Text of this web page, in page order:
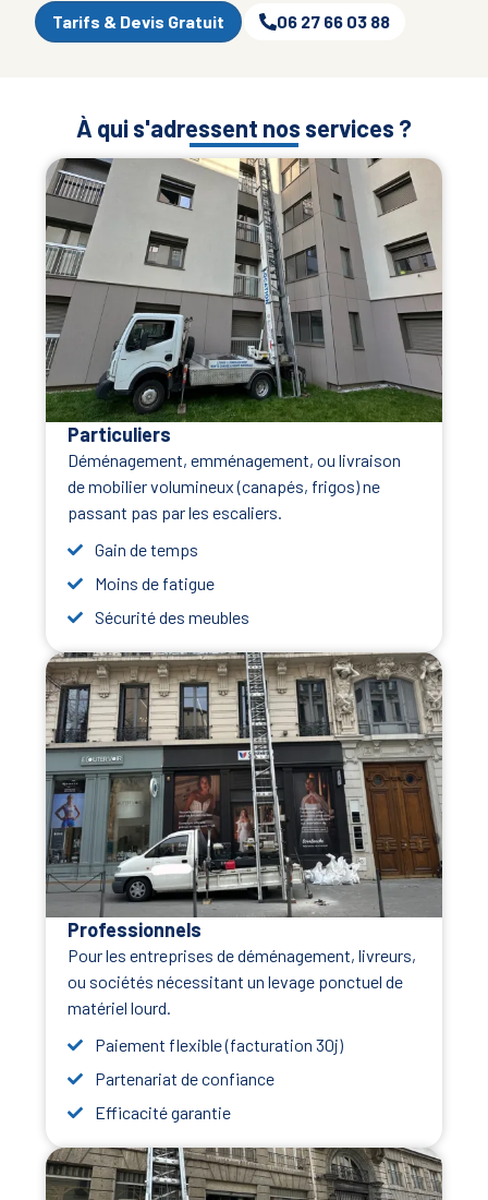
Tarifs & Devis Gratuit 06 27 66 03 88
À qui s'adressent nos services ?
Particuliers
Déménagement, emménagement, ou livraison
de mobilier volumineux (canapés, frigos) ne
passant pas par les escaliers.
Gain de temps
Moins de fatigue
Sécurité des meubles
Professionnels
Pour les entreprises de déménagement, livreurs,
ou sociétés nécessitant un levage ponctuel de
matériel lourd.
Paiement flexible (facturation 30j)
Partenariat de confiance
Efficacité garantie